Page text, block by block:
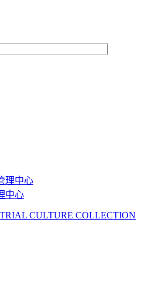
中心
CULTURE COLLECTION